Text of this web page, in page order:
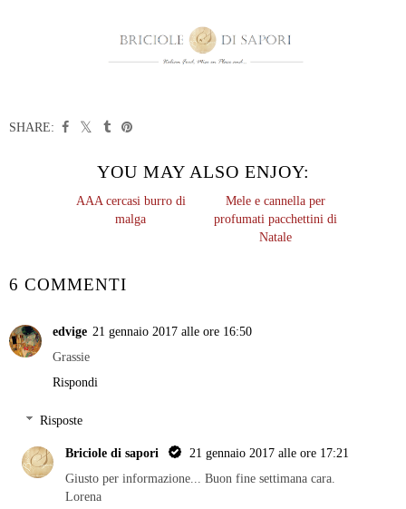
SHARE:
YOU MAY ALSO ENJOY:
AAA cercasi burro di
malga
Mele e cannella per
profumati pacchettini di
Natale
6 COMMENTI
edvige 21 gennaio 2017 alle ore 16:50
Grassie
Rispondi
Risposte
Briciole di sapori
21 gennaio 2017 alle ore 17:21
Giusto per informazione... Buon fine settimana cara.
Lorena